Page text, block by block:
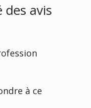
avis
à ce